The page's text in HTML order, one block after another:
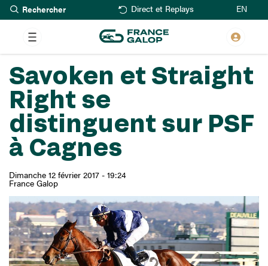
Aller
au
contenu
principal
Rechercher Direct et Replays EN
Savoken et Straight
Right se
distinguent sur PSF
à Cagnes
Dimanche 12 février 2017 - 19:24
France Galop